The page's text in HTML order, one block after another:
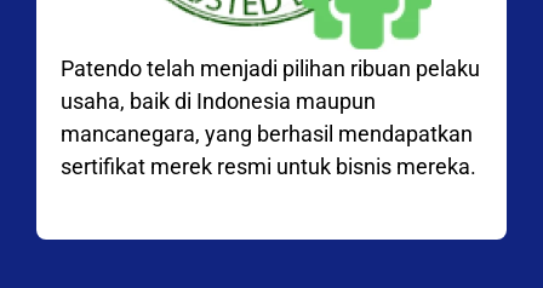
Patendo telah menjadi pilihan ribuan pelaku
usaha, baik di Indonesia maupun
mancanegara, yang berhasil mendapatkan
sertifikat merek resmi untuk bisnis mereka.